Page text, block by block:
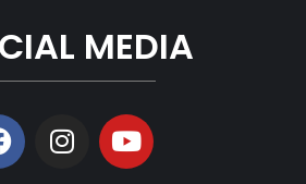
MEDIA